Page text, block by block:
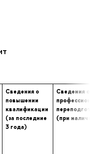
Сведения о
повышении
квалификации
(за последние
3 года)
Сведения о
профессиональной
переподготовке
(при наличии)